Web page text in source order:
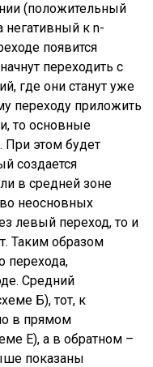
(положительный
негативный к n-
появится
переходить с
где они станут уже
переходу приложить
то основные
При этом будет
создается
в средней зоне
неосновных
левый переход, то и
Таким образом
перехода,
Средний
Б), тот, к
в прямом
Е), а в обратном –
показаны